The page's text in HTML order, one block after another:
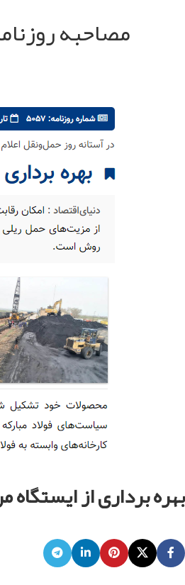
مصاحبه
بهره برداری از